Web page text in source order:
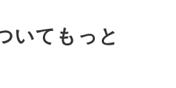
いてもっと